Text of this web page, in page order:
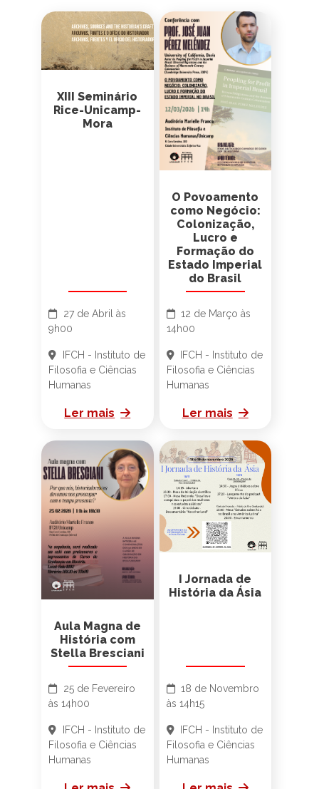
Eventos
27 de Abril às
9h00
IFCH - Instituto de
Filosofia e Ciências
Humanas
Ler mais
O Povoamento
como Negócio:
Colonização,
Lucro e
Formação do
do Brasil
12 de Março às
14h00
IFCH - Instituto de
Filosofia e Ciências
Humanas
Ler mais
Aula Magna de
Stella Bresciani
25 de Fevereiro
às 14h00
IFCH - Instituto de
Filosofia e Ciências
18 de Novembro
às 14h15
IFCH - Instituto de
Filosofia e Ciências